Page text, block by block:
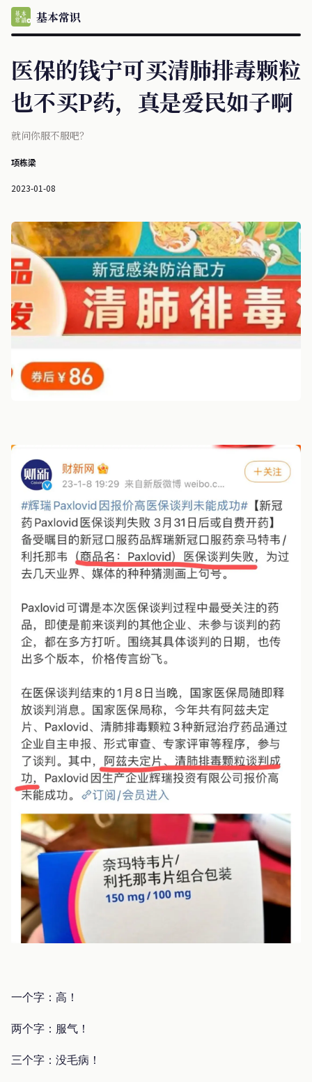
基本常识
医保的钱宁可买清肺排毒颗粒
也不买P药，真是爱民如子啊
就问你服不服吧？
项栋梁
2023-01-08
一个字：高！
两个字：服气！
三个字：没毛病！